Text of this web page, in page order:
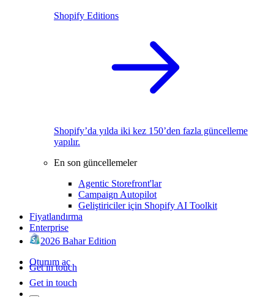
Shopify Editions
Shopify’da yılda iki kez 150’den fazla güncelleme
yapılır.
En son güncellemeler
Agentic Storefront'lar
Campaign Autopilot
Geliştiriciler için Shopify AI Toolkit
Fiyatlandırma
Enterprise
2026 Bahar Edition
Oturum aç
Get in touch
Get in touch